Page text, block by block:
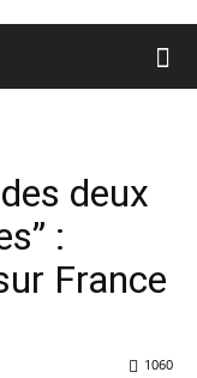
deux
:
France
1060